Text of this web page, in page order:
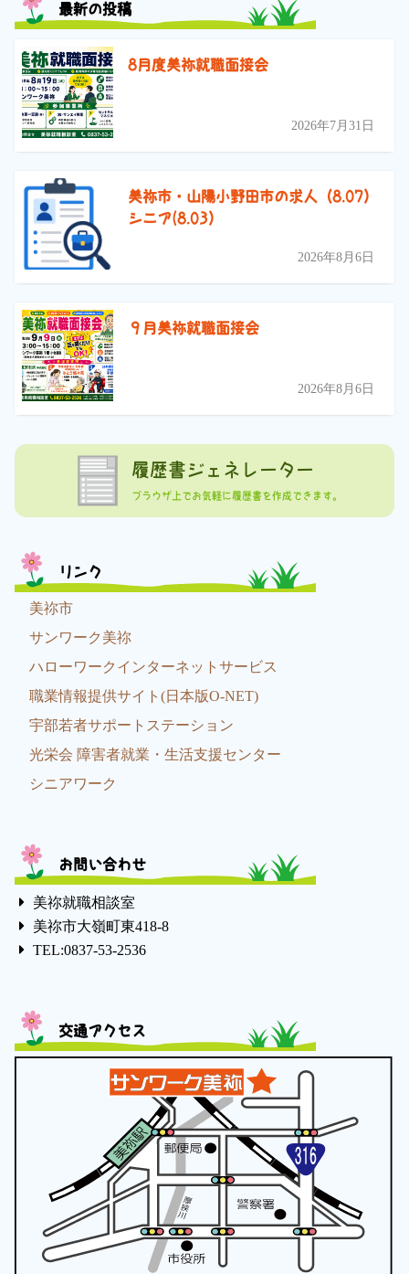
最新の投稿
8月度美祢就職面接会
2026年7月31日
美祢市・山陽小野田市の求人（8.07）
シニア(8.03）
2026年8月6日
９月美祢就職面接会
2026年8月6日
履歴書ジェネレーター
ブラウザ上でお気軽に履歴書を作成できます。
リンク
美祢市
サンワーク美祢
ハローワークインターネットサービス
職業情報提供サイト(日本版O-NET)
宇部若者サポートステーション
光栄会 障害者就業・生活支援センター
シニアワーク
お問い合わせ
美祢就職相談室
美祢市大嶺町東418-8
TEL:0837-53-2536
交通アクセス